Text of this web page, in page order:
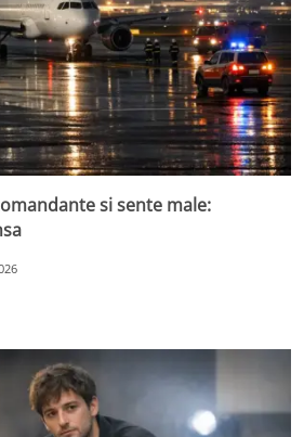
si sente male: